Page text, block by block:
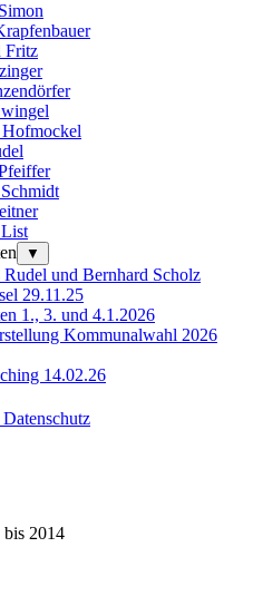
Fritz
Hofmockel
▼
Rudel und Bernhard Scholz
29.11.25
1., 3. und 4.1.2026
Kommunalwahl 2026
14.02.26
bis 2014